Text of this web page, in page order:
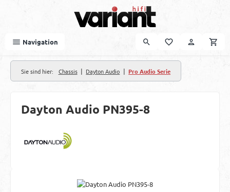
Navigation
Sie sind hier: Chassis | Dayton Audio | Pro Audio Serie
Dayton Audio PN395-8
Bildergalerie überspringen